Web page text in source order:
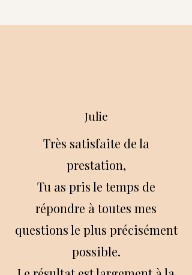
Julie
Très satisfaite de la
prestation,
Tu as pris le temps de
répondre à toutes mes
questions le plus précisément
possible.